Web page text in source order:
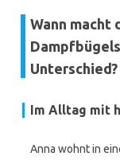
Wann macht
Unterschied?
Im Alltag mit
Anna wohnt in